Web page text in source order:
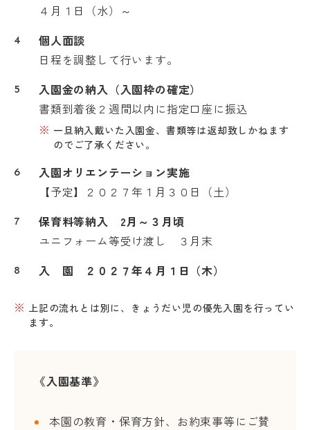
４月１日（水）～
個人面談
日程を調整して行います。
入園金の納入（入園枠の確定）
書類到着後２週間以内に指定口座に振込
一旦納入戴いた入園金、書類等は返却致しかねます
のでご了承ください。
入園オリエンテーション実施
【予定】２０２７年１月３０日（土）
保育料等納入 2月～３月頃
ユニフォーム等受け渡し ３月末
入 園 ２０２７年４月１日（木）
上記の流れとは別に、きょうだい児の優先入園を行ってい
ます。
《入園基準》
本園の教育・保育方針、お約束事等にご賛